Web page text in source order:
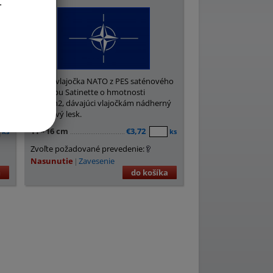
ks
Stolné vlajočka NATO z PES saténového
hodvábu Satinette o hmotnosti
220g/m2, dávajúci vlajočkám nádherný
saténový lesk.
11×16 cm €3,72 ks
Zvoľte požadované prevedenie:
Nasunutie Zavesenie
do košíka